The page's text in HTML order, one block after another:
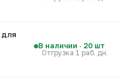
В наличии · 20 шт
Отгрузка 1 раб. дн.